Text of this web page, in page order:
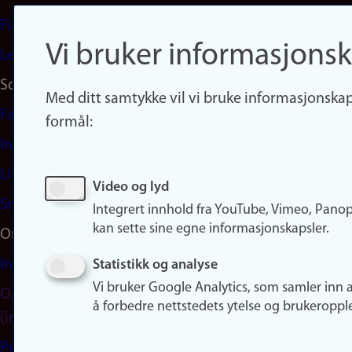
Finn studier
Ledige stillinger
Sosiale medier
Facebook
Instagram
LinkedIn
Snapchat
Om nettstedet
Informasjonskapsler
Oppdater samtykke
(informasjonskapsler)
Personvern
Vi bruker
Med ditt samtykke vil vi bruke
formål:
Video og lyd
Integrert innhold fra YouTube, Vimeo,
kan sette sine egne informasjonskapsler.
Statistikk og analyse
Vi bruker Google Analytics, som samler inn
å forbedre nettstedets ytelse og